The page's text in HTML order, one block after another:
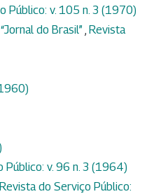
Público: v. 105 n. 3 (1970)
do Brasil” , Revista
Público: v. 96 n. 3 (1964)
Revista do Serviço Público: